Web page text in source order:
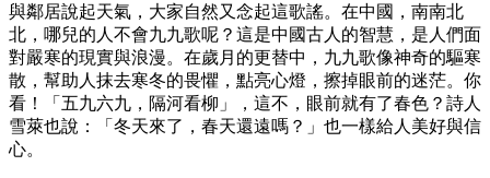
與鄰居說起天氣，大家自然又念起這歌謠。在中國，南南北
北，哪兒的人不會九九歌呢？這是中國古人的智慧，是人們面
對嚴寒的現實與浪漫。在歲月的更替中，九九歌像神奇的驅寒
散，幫助人抹去寒冬的畏懼，點亮心燈，擦掉眼前的迷茫。你
看！「五九六九，隔河看柳」，這不，眼前就有了春色？詩人
雪萊也說：「冬天來了，春天還遠嗎？」也一樣給人美好與信
心。